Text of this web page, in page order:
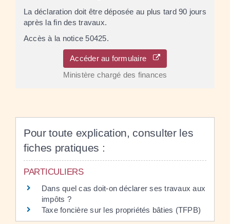
La déclaration doit être déposée au plus tard 90 jours
après la fin des travaux.
Accès à la notice 50425.
Accéder au formulaire
Ministère chargé des finances
Pour toute explication, consulter les
fiches pratiques :
PARTICULIERS
Dans quel cas doit-on déclarer ses travaux aux
impôts ?
Taxe foncière sur les propriétés bâties (TFPB)